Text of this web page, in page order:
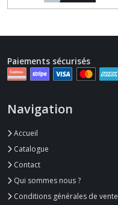
Paiements sécurisés
Navigation
Accueil
Catalogue
Contact
Qui sommes nous ?
Conditions générales de vente